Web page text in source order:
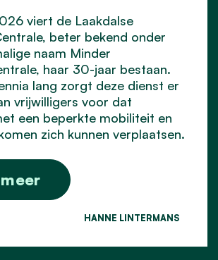
viert de Laakdalse
beter bekend onder
naam Minder
haar 30-jaar bestaan.
lang zorgt deze dienst er
vrijwilligers voor dat
een beperkte mobiliteit en
zich kunnen verplaatsen.
HANNE LINTERMANS